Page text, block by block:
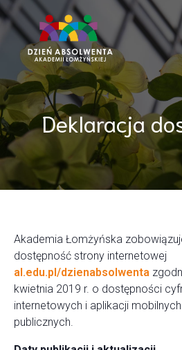
Deklaracja
Akademia Łomżyńska
dostępność strony internetowej
al.edu.pl/dzienabsolwenta
kwietnia 2019 r. o dostępności
internetowych i aplikacji
publicznych.